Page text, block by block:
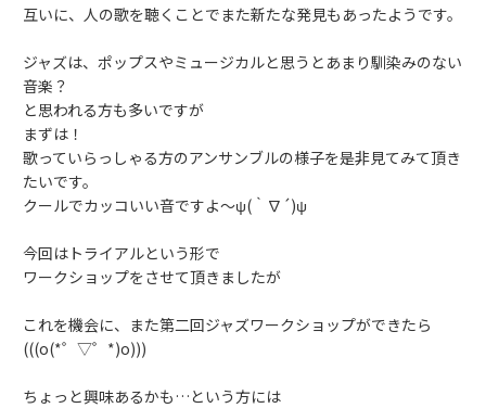
互いに、人の歌を聴くことでまた新たな発見もあったようです。
ジャズは、ポップスやミュージカルと思うとあまり馴染みのない
音楽？
と思われる方も多いですが
まずは！
歌っていらっしゃる方のアンサンブルの様子を是非見てみて頂き
たいです。
クールでカッコいい音ですよ～ψ(｀∇´)ψ
今回はトライアルという形で
ワークショップをさせて頂きましたが
これを機会に、また第二回ジャズワークショップができたら
(((o(*゜▽゜*)o)))
ちょっと興味あるかも…という方には